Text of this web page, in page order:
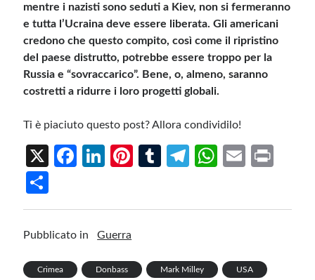
mentre i nazisti sono seduti a Kiev, non si fermeranno
e tutta l’Ucraina deve essere liberata. Gli americani
credono che questo compito, così come il ripristino
del paese distrutto, potrebbe essere troppo per la
Russia e “sovraccarico”. Bene, o, almeno, saranno
costretti a ridurre i loro progetti globali.
Ti è piaciuto questo post? Allora condividilo!
X
Fa
o
k
Li
n
Pi
T
Te
W
p
E
h
ar
Pubblicato in Guerra
Crimea Donbass Mark Milley USA